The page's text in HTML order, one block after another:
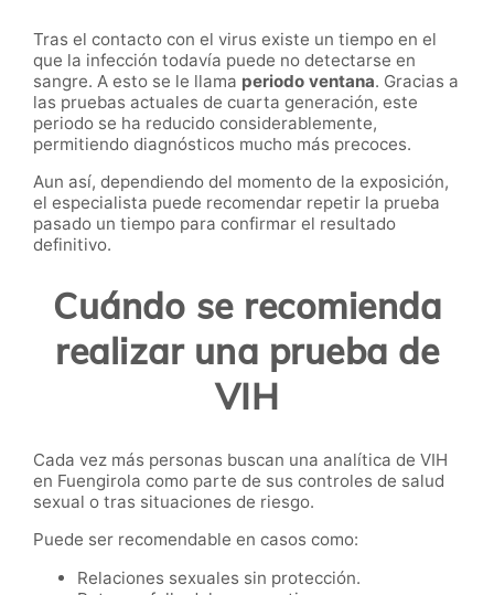
Tras el contacto con el virus existe un tiempo en el
que la infección todavía puede no detectarse en
sangre. A esto se le llama periodo ventana. Gracias a
las pruebas actuales de cuarta generación, este
periodo se ha reducido considerablemente,
permitiendo diagnósticos mucho más precoces.
Aun así, dependiendo del momento de la exposición,
el especialista puede recomendar repetir la prueba
pasado un tiempo para confirmar el resultado
definitivo.
Cuándo se recomienda
realizar una prueba de
VIH
Cada vez más personas buscan una analítica de VIH
en Fuengirola como parte de sus controles de salud
sexual o tras situaciones de riesgo.
Puede ser recomendable en casos como:
Relaciones sexuales sin protección.